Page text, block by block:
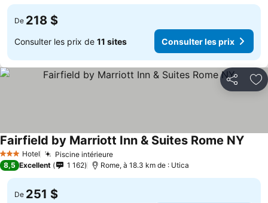
De 218 $
Consulter les prix de 11 sites Consulter les prix
Partager
3 ÉtoilesHotel Piscine intérieure
Fairfield by Marriott Inn & Suites Rome NY
8,5 Excellent 1 162 Rome, à 18.3 km de : Utica
De 251 $